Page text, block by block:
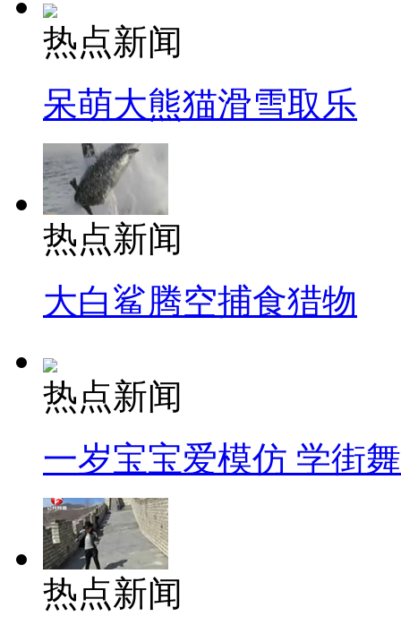
热点新闻
呆萌大熊猫滑雪取乐
热点新闻
大白鲨腾空捕食猎物
热点新闻
一岁宝宝爱模仿 学街
热点新闻